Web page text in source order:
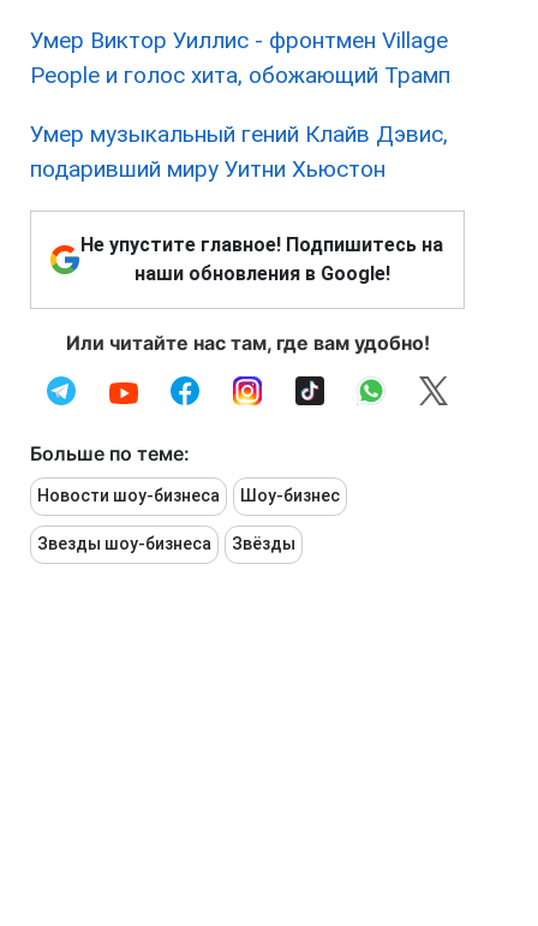
Умер Виктор Уиллис - фронтмен Village
People и голос хита, обожающий Трамп
Умер музыкальный гений Клайв Дэвис,
подаривший миру Уитни Хьюстон
Не упустите главное! Подпишитесь на
наши обновления в Google!
Или читайте нас там, где вам удобно!
Больше по теме:
Новости шоу-бизнеса Шоу-бизнес
Звезды шоу-бизнеса Звёзды